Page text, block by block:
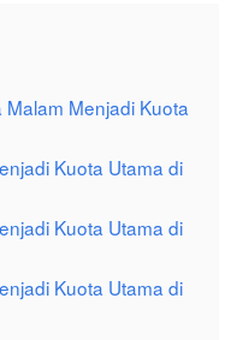
Menjadi Kuota
Kuota Utama di
Kuota Utama di
Kuota Utama di